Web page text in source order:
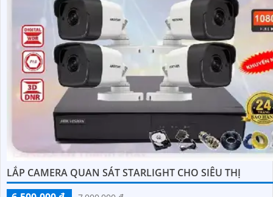
LẮP CAMERA QUAN SÁT STARLIGHT CHO SIÊU THỊ